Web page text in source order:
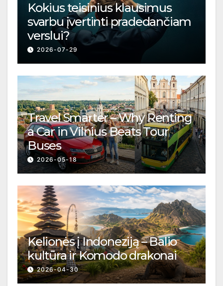
Kokius teisinius klausimus
svarbu įvertinti pradedančiam
verslui?
2026-07-29
Travel Smarter – Why Renting
a Car in Vilnius Beats Tour
Buses
2026-05-18
Kelionės į Indoneziją – Balio
kultūra ir Komodo drakonai
2026-04-30